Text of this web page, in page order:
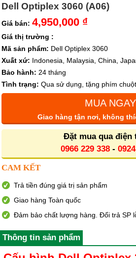
Dell Optiplex 3060 (A06)
Giá bán: 4,950,000 ₫
Giá thị trường :
Mã sản phẩm: Dell Optiplex 3060
Xuất xứ: Indonesia, Malaysia, China,
Bảo hành: 24 tháng
Tình trạng: Qua sử dụng, tặng phím
MUA NGAY
Giao hàng tận nơi, không
Đặt mua qua điện
0966 229 338-
CAM KẾT
Trả tiền đúng giá trị sản phẩm
Giao hàng Toàn quốc
Đảm bảo chất lượng hàng. Đổi trả SP
Thông tin sản phẩm